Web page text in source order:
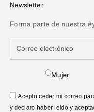
Newsletter
Forma parte de nuestra
Mujer
Acepto ceder mi correo
y declaro haber leido y